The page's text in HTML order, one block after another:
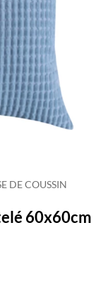
DE COUSSIN
60x60cm